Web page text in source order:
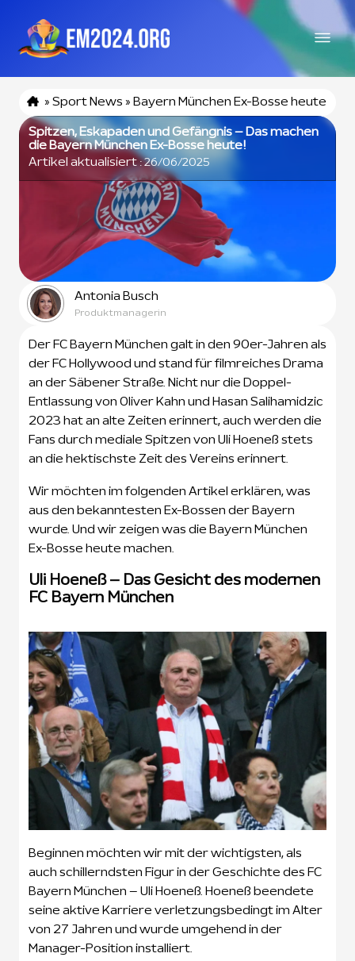
» Sport News » Bayern München Ex-Bosse heute
Spitzen, Eskapaden und Gefängnis – Das machen
die Bayern München Ex-Bosse heute!
Artikel aktualisiert :26/06/2025
Antonia Busch
Produktmanagerin
Der FC Bayern München galt in den 90er-Jahren als
der FC Hollywood und stand für filmreiches Drama
an der Säbener Straße. Nicht nur die Doppel-
Entlassung von Oliver Kahn und Hasan Salihamidzic
2023 hat an alte Zeiten erinnert, auch werden die
Fans durch mediale Spitzen von Uli Hoeneß stets
an die hektischste Zeit des Vereins erinnert.
Wir möchten im folgenden Artikel erklären, was
aus den bekanntesten Ex-Bossen der Bayern
wurde. Und wir zeigen was die Bayern München
Ex-Bosse heute machen.
Uli Hoeneß – Das Gesicht des modernen
FC Bayern München
Beginnen möchten wir mit der wichtigsten, als
auch schillerndsten Figur in der Geschichte des FC
Bayern München – Uli Hoeneß. Hoeneß beendete
seine aktive Karriere verletzungsbedingt im Alter
von 27 Jahren und wurde umgehend in der
Manager-Position installiert.